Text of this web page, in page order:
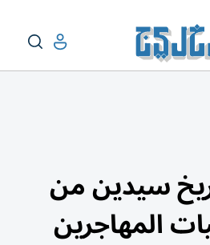
سيدين من
المهاجرين